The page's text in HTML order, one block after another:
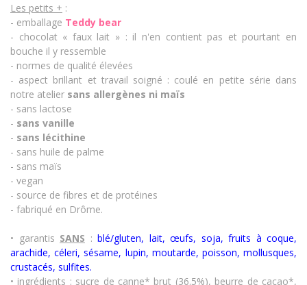
Les petits + :
- emballage Teddy bear
- chocolat « faux lait » : il n'en contient pas et pourtant en
bouche il y ressemble
- normes de qualité élevées
- aspect brillant et travail soigné : coulé en petite série dans
notre atelier sans allergènes ni maïs
- sans lactose
- sans vanille
- sans lécithine
- sans huile de palme
- sans maïs
- vegan
- source de fibres et de protéines
- fabriqué en Drôme.
• garantis SANS : blé/gluten, lait, œufs, soja, fruits à coque,
arachide, céleri, sésame, lupin, moutarde, poisson, mollusques,
crustacés, sulfites.
• ingrédients : sucre de canne* brut (36.5%), beurre de cacao*,